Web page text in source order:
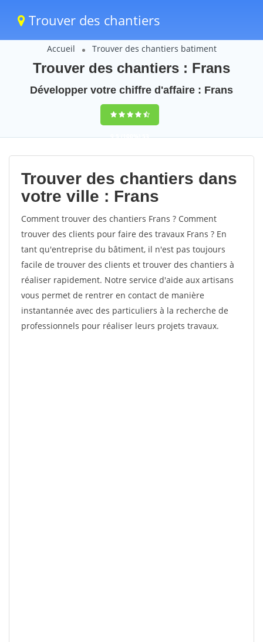
Trouver des chantiers
Accueil Trouver des chantiers batiment
Trouver des chantiers : Frans
Développer votre chiffre d'affaire : Frans
9,5(100%)53
votes
Trouver des chantiers dans
votre ville : Frans
Comment trouver des chantiers Frans ? Comment
trouver des clients pour faire des travaux Frans ? En
tant qu'entreprise du bâtiment, il n'est pas toujours
facile de trouver des clients et trouver des chantiers à
réaliser rapidement. Notre service d'aide aux artisans
vous permet de rentrer en contact de manière
instantannée avec des particuliers à la recherche de
professionnels pour réaliser leurs projets travaux.